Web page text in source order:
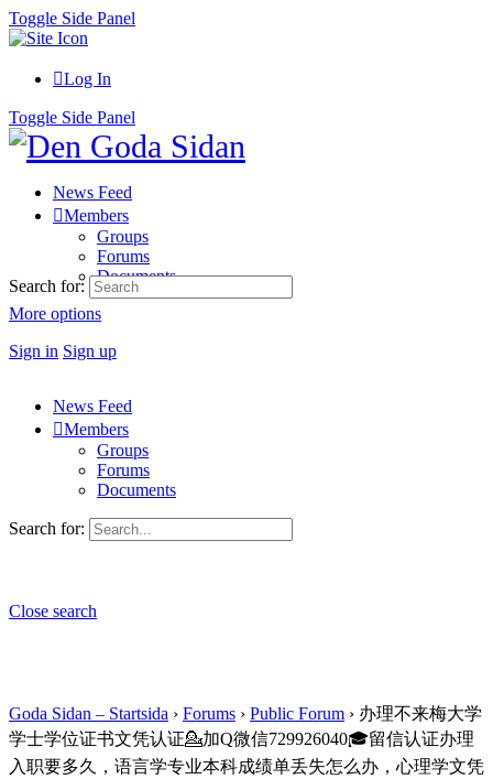
Toggle Side Panel
Log In
Toggle Side Panel
News Feed
Members
Groups
Forums
Documents
More options
Sign in Sign up
Search for:
News Feed
Members
Groups
Forums
Documents
Search for:
Close search
Goda Sidan – Startsida › Forums › Public Forum › 办理不来梅大学
学士学位证书文凭认证💁加Q微信729926040🎓留信认证办理
入职要多久，语言学专业本科成绩单丢失怎么办，心理学文凭